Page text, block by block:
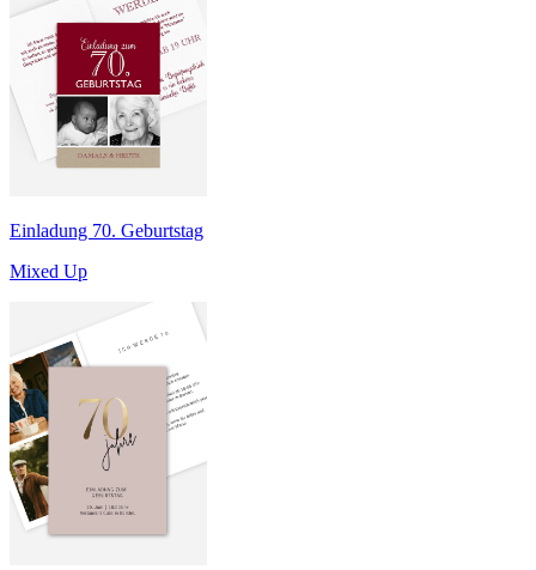
Einladung 70. Geburtstag
Mixed Up